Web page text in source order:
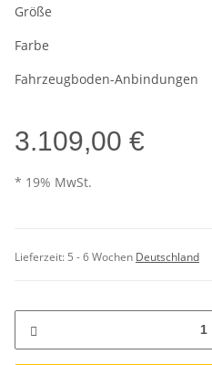
Größe
Farbe
Fahrzeugboden-Anbindungen
3.109,00 €
* 19% MwSt.
Lieferzeit: 5 - 6 Wochen Deutschland